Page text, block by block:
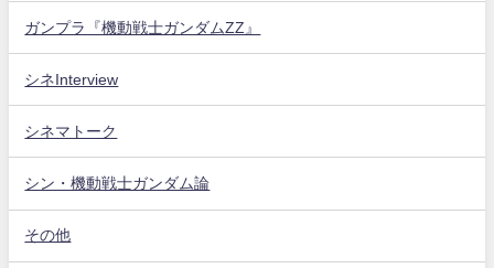
ガンプラ『機動戦士ガンダムZZ』
シネInterview
シネマトーク
シン・機動戦士ガンダム論
その他